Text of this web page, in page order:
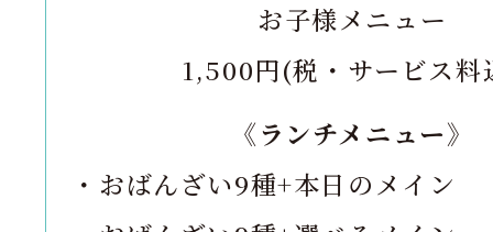
お子様メニュー
1,500円(税・サービス料
《ランチメニュー》
・おばんざい9種+本日のメイン